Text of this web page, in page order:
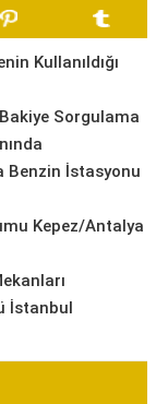
Kullanıldığı
Sorgulama
Benzin İstasyonu
Kepez/Antalya
İstanbul